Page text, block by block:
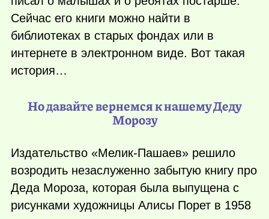
Сейчас его книги можно найти в
библиотеках в старых фондах или в
интернете в электронном виде. Вот такая
история…
Но давайте вернемся к нашему Деду
Морозу
Издательство «Мелик-Пашаев» решило
возродить незаслуженно забытую книгу про
Деда Мороза, которая была выпущена с
рисунками художницы Алисы Порет в 1958